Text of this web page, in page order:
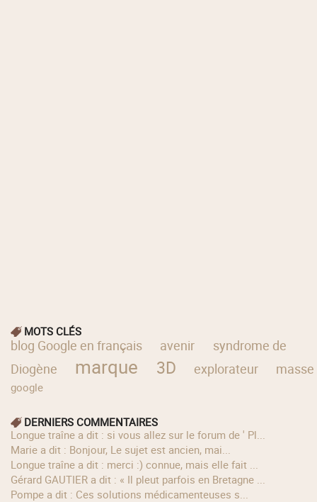
MOTS CLÉS
blog Google en français avenir
syndrome de
Diogène
marque 3D explorateur masse
google
DERNIERS COMMENTAIRES
longue traîne a dit : si vous allez sur le forum de ' Pl...
Marie a dit : Bonjour, Le sujet est ancien, mai...
longue traîne a dit : merci :) connue, mais elle fait ...
Gérard GAUTIER a dit : « Il pleut parfois en Bretagne ...
Pompe a dit : Ces solutions médicamenteuses s...